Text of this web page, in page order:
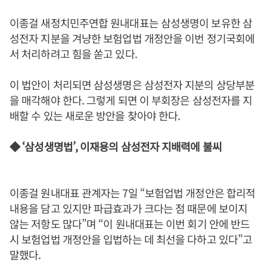
이종걸 새정치민주연합 원내대표는 삼성생명이 보유한 삼
성전자 지분을 겨냥한 보험업법 개정안을 이번 정기국회에
서 처리하려고 힘을 쏟고 있다.
이 법안이 처리되면 삼성생명은 삼성전자 지분의 상당부분
을 매각해야 한다. 그렇게 되면 이 부회장은 삼성전자를 지
배할 수 있는 새로운 방안을 찾아야 한다.
◆ ‘삼성생명법’, 이재용의 삼성전자 지배력에 불씨
이종걸 원내대표 관계자는 7일 “보험업법 개정안은 합리적
내용을 담고 있지만 파급효과가 크다는 점 때문에 보이지
않는 저항도 많다”며 “이 원내대표는 이번 회기 안에 반드
시 보험업법 개정안을 입법하는 데 최선을 다하고 있다”고
말했다.